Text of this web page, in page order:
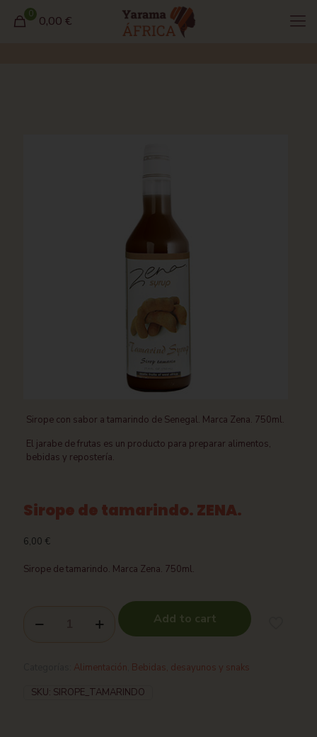
0 0,00 €
Sirope con sabor a tamarindo de Senegal. Marca Zena. 750ml.
El jarabe de frutas es un producto para preparar alimentos,
bebidas y repostería.
Sirope de tamarindo. ZENA.
6,00 €
Sirope de tamarindo. Marca Zena. 750ml.
Add to cart
Alimentación Bebidas, desayunos y snaks
SKU: SIROPE_TAMARINDO